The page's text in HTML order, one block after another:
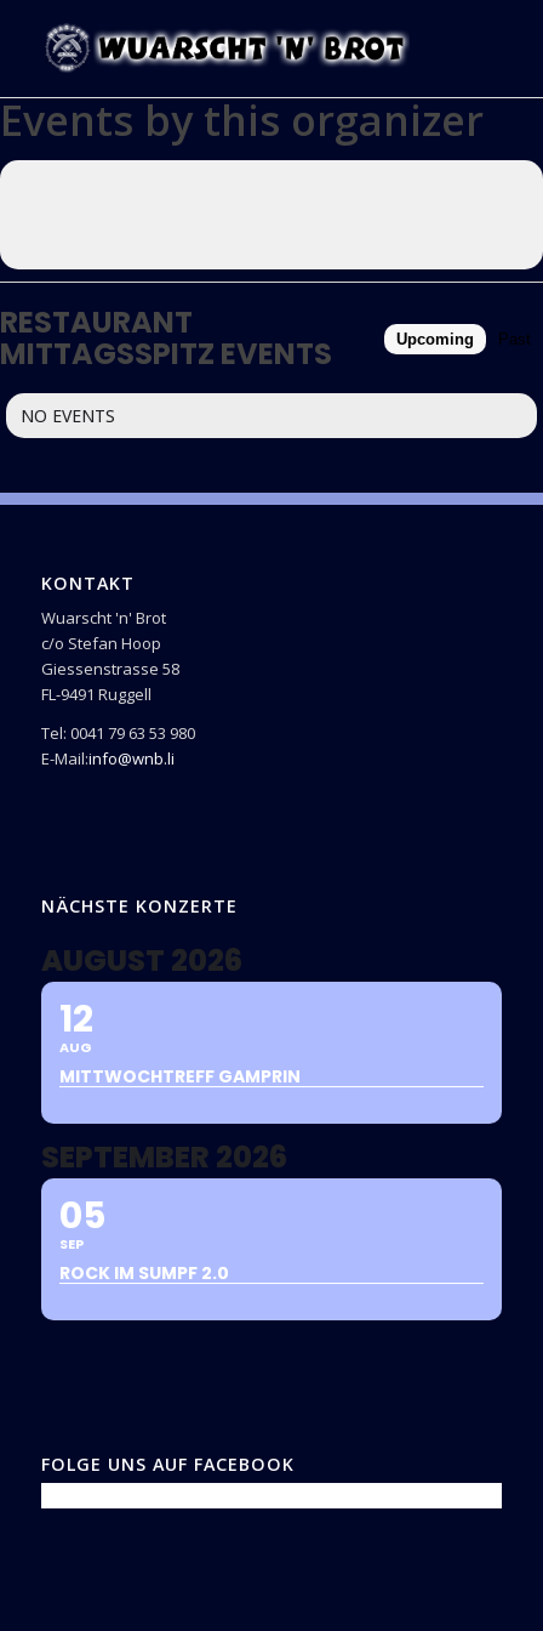
Events by this organizer
RESTAURANT
MITTAGSSPITZ EVENTS Upcoming Past
NO EVENTS
KONTAKT
Wuarscht 'n' Brot
c/o Stefan Hoop
Giessenstrasse 58
FL-9491 Ruggell
Tel: 0041 79 63 53 980
E-Mail:info@wnb.li
NÄCHSTE KONZERTE
AUGUST 2026
12
AUG
MITTWOCHTREFF GAMPRIN
SEPTEMBER 2026
05
SEP
ROCK IM SUMPF 2.0
FOLGE UNS AUF FACEBOOK